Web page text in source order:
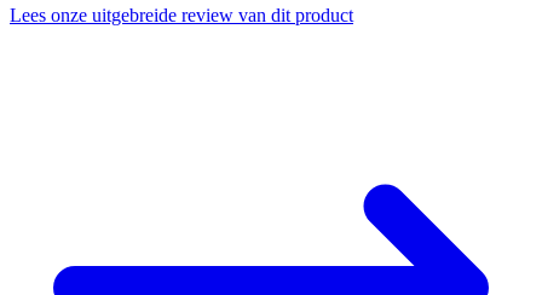
Lees onze uitgebreide review van dit product